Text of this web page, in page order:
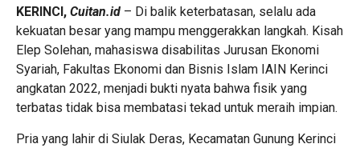
KERINCI, Cuitan.id – Di balik keterbatasan, selalu ada
kekuatan besar yang mampu menggerakkan langkah. Kisah
Elep Solehan, mahasiswa disabilitas Jurusan Ekonomi
Syariah, Fakultas Ekonomi dan Bisnis Islam IAIN Kerinci
angkatan 2022, menjadi bukti nyata bahwa fisik yang
terbatas tidak bisa membatasi tekad untuk meraih impian.
Pria yang lahir di Siulak Deras, Kecamatan Gunung Kerinci